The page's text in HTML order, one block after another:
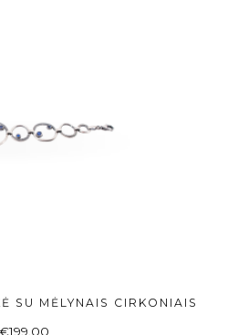
Į KREPŠELĮ
SU MĖLYNAIS CIRKONIAIS
€199.00